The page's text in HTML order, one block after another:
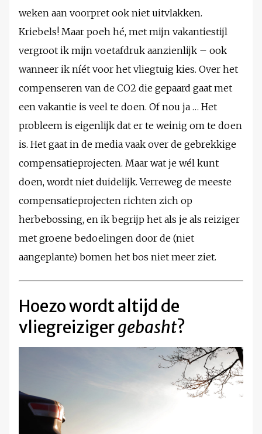
weken aan voorpret ook niet uitvlakken.
Kriebels! Maar poeh hé, met mijn vakantiestijl
vergroot ik mijn voetafdruk aanzienlijk – ook
wanneer ik níét voor het vliegtuig kies. Over het
compenseren van de CO2 die gepaard gaat met
een vakantie is veel te doen. Of nou ja … Het
probleem is eigenlijk dat er te weinig om te doen
is. Het gaat in de media vaak over de gebrekkige
compensatieprojecten. Maar wat je wél kunt
doen, wordt niet duidelijk. Verreweg de meeste
compensatieprojecten richten zich op
herbebossing, en ik begrijp het als je als reiziger
met groene bedoelingen door de (niet
aangeplante) bomen het bos niet meer ziet.
Hoezo wordt altijd de
vliegreizigergebasht?